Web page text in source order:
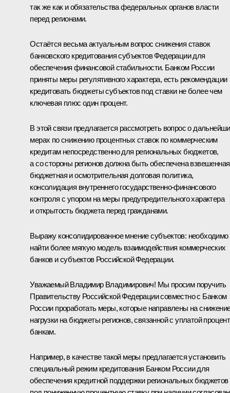
так же как и обязательства федеральных органов власти
перед регионами.
Остаётся весьма актуальным вопрос снижения ставок
банковского кредитования субъектов Федерации для
обеспечения финансовой стабильности. Банком России
приняты меры регулятивного характера, есть рекомендации
кредитовать бюджеты субъектов под ставки не более чем
ключевая плюс один процент.
В этой связи предлагается рассмотреть вопрос о
мерах по снижению процентных ставок по коммерческим
кредитам непосредственно для региональных бюджетов,
а со стороны регионов должна быть обеспечена взвешенная
бюджетная и осмотрительная долговая политика,
консолидация внутреннего государственно-финансового
контроля с упором на меры предупредительного характера
и открытость бюджета перед гражданами.
Выражу консолидированное мнение субъектов: необходимо
найти более мягкую модель взаимодействия коммерческих
банков и субъектов Российской Федерации.
Уважаемый Владимир Владимирович! Мы просим поручить
Правительству Российской Федерации совместно с Банком
России проработать меры, которые направлены на
нагрузки на бюджеты регионов, связанной с уплатой
банкам.
Например, в качестве такой меры предлагается установить
специальный режим кредитования Банком России для
обеспечения кредитной поддержки региональных бюджетов